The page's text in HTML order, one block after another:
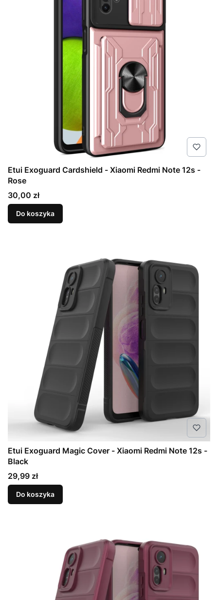
Etui Exoguard Cardshield - Xiaomi Redmi Note 12s -
Rose
Cena
30,00 zł
Do koszyka
Etui Exoguard Magic Cover - Xiaomi Redmi Note 12s -
Black
Cena
29,99 zł
Do koszyka